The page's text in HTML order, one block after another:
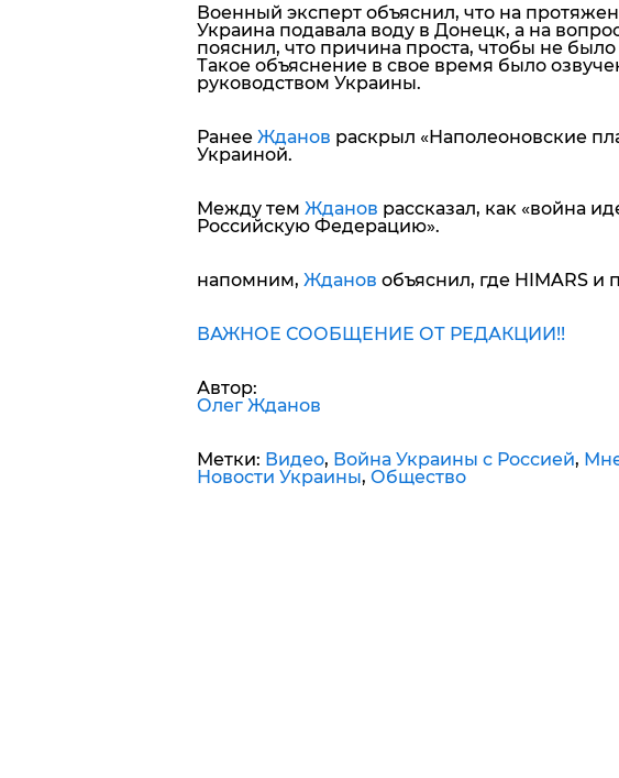
Военный эксперт объяснил, что на
Украина подавала воду в Донецк, а на
пояснил, что причина проста, чтобы не
Такое объяснение в свое время было
руководством Украины.
Ранее Жданов раскрыл «Наполеоновские
Украиной.
Между тем Жданов рассказал, как «война
Российскую Федерацию».
напомним, Жданов объяснил, где HIMARS и
ВАЖНОЕ СООБЩЕНИЕ ОТ РЕДАКЦИИ!!
Автор:
Олег Жданов
Метки: Видео, Война Украины с Россией,
Новости Украины, Общество